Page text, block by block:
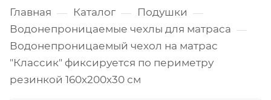
Главная — Каталог — Подушки —
Водонепроницаемые чехлы для матраса —
Водонепроницаемый чехол на матрас
"Классик" фиксируется по периметру
резинкой 160х200х30 см